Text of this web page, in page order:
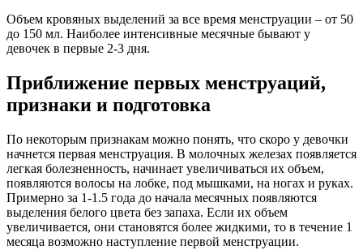
Объем кровяных выделений за все время менструации – от 50
до 150 мл. Наиболее интенсивные месячные бывают у
девочек в первые 2-3 дня.
Приближение первых менструаций,
признаки и подготовка
По некоторым признакам можно понять, что скоро у девочки
начнется первая менструация. В молочных железах появляется
легкая болезненность, начинает увеличиваться их объем,
появляются волосы на лобке, под мышками, на ногах и руках.
Примерно за 1-1.5 года до начала месячных появляются
выделения белого цвета без запаха. Если их объем
увеличивается, они становятся более жидкими, то в течение 1
месяца возможно наступление первой менструации.